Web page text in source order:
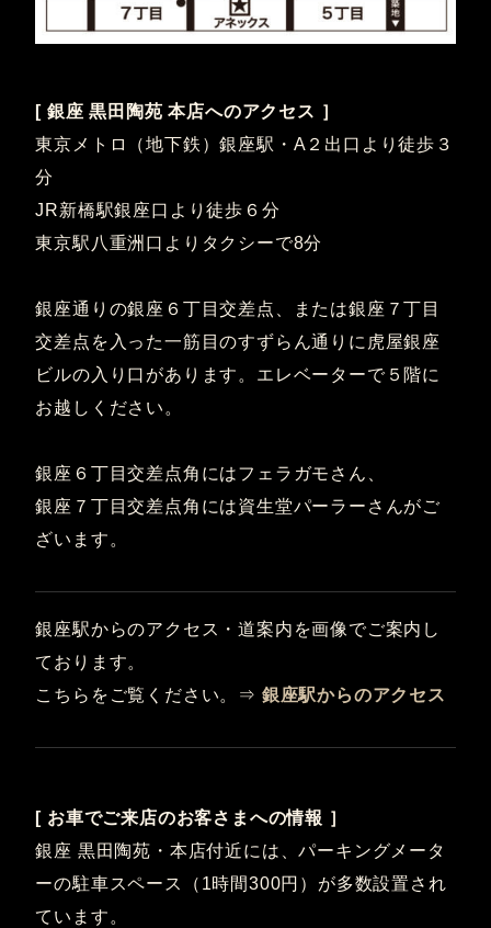
[ 銀座 黒田陶苑 本店へのアクセス ］
東京メトロ（地下鉄）銀座駅・A２出口より徒歩３
分
JR新橋駅銀座口より徒歩６分
東京駅八重洲口よりタクシーで8分
銀座通りの銀座６丁目交差点、または銀座７丁目
交差点を入った一筋目のすずらん通りに虎屋銀座
ビルの入り口があります。エレベーターで５階に
お越しください。
銀座６丁目交差点角にはフェラガモさん、
銀座７丁目交差点角には資生堂パーラーさんがご
ざいます。
銀座駅からのアクセス・道案内を画像でご案内し
ております。
こちらをご覧ください。⇒ 銀座駅からのアクセス
[ お車でご来店のお客さまへの情報 ］
銀座 黒田陶苑・本店付近には、パーキングメータ
ーの駐車スペース（1時間300円）が多数設置され
ています。